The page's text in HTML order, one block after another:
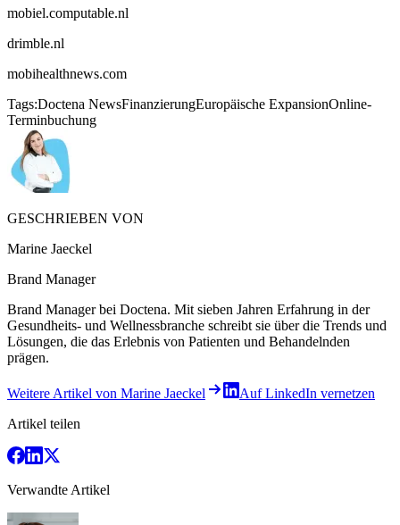
mobiel.computable.nl
drimble.nl
mobihealthnews.com
Tags:Doctena NewsFinanzierungEuropäische ExpansionOnline-
Terminbuchung
GESCHRIEBEN VON
Marine Jaeckel
Brand Manager
Brand Manager bei Doctena. Mit sieben Jahren Erfahrung in der
Gesundheits- und Wellnessbranche schreibt sie über die Trends und
Lösungen, die das Erlebnis von Patienten und Behandelnden
prägen.
Weitere Artikel von Marine Jaeckel
Auf LinkedIn vernetzen
Artikel teilen
Verwandte Artikel